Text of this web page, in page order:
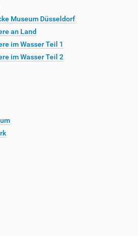
Museum Düsseldorf
an Land
im Wasser Teil 1
im Wasser Teil 2